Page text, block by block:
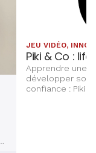
JEU VIDÉO,
Piki & Co :
Apprendre une
développer son
confiance : Piki